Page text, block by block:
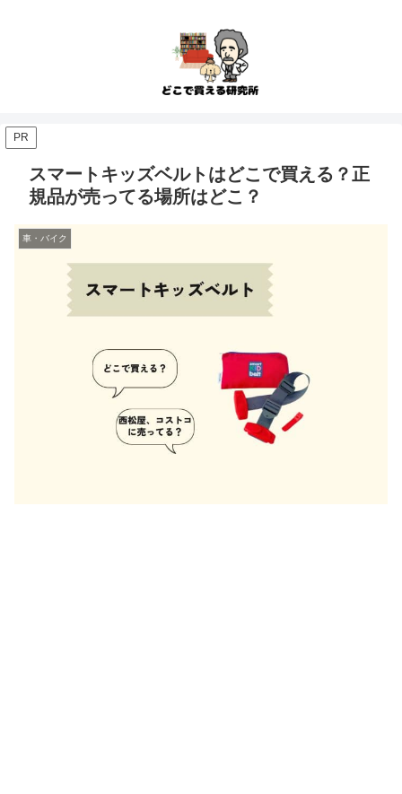
PR
スマートキッズベルトはどこで買える？正
規品が売ってる場所はどこ？
車・バイク